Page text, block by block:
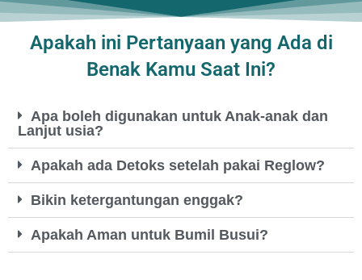
Apakah ini Pertanyaan yang Ada di
Benak Kamu Saat Ini?
Apa boleh digunakan untuk Anak-anak dan
Lanjut usia?
Apakah ada Detoks setelah pakai Reglow?
Bikin ketergantungan enggak?
Apakah Aman untuk Bumil Busui?